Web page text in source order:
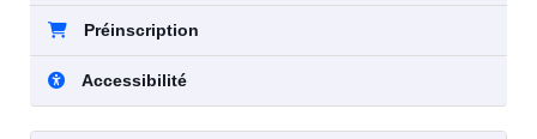
Préinscription
Accessibilité